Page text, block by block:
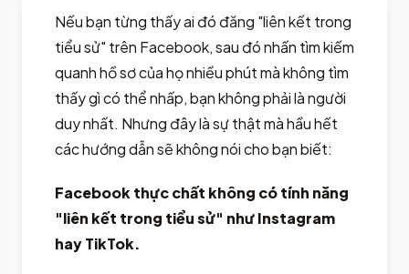
Nếu bạn từng thấy ai đó đăng "liên kết trong
tiểu sử" trên Facebook, sau đó nhấn tìm kiếm
quanh hồ sơ của họ nhiều phút mà không tìm
thấy gì có thể nhấp, bạn không phải là người
duy nhất. Nhưng đây là sự thật mà hầu hết
các hướng dẫn sẽ không nói cho bạn biết:
Facebook thực chất không có tính năng
"liên kết trong tiểu sử" như Instagram
hay TikTok.